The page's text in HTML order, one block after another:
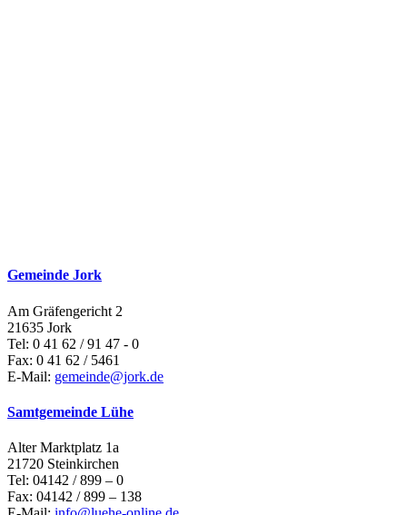
Gemeinde Jork
Am Gräfengericht 2
21635 Jork
Tel: 0 41 62 / 91 47 - 0
Fax: 0 41 62 / 5461
E-Mail: gemeinde@jork.de
Samtgemeinde Lühe
Alter Marktplatz 1a
21720 Steinkirchen
Tel: 04142 / 899 – 0
Fax: 04142 / 899 – 138